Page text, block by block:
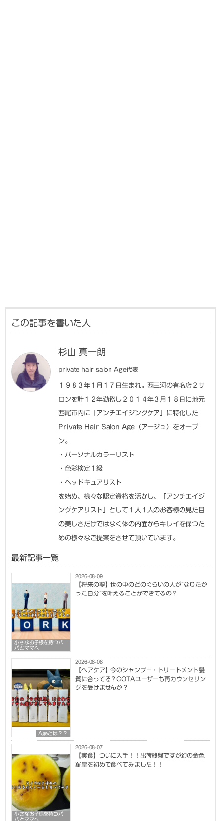
この記事を書いた人
杉山 真一朗
private hair salon Age代表
１９８３年１月１７日生まれ。西三河の有名店２サ
ロンを計１２年勤務し２０１４年３月１８日に地元
西尾市内に「アンチエイジングケア」に特化した
Private Hair Salon Age（アージュ）をオープ
ン。
・パーソナルカラーリスト
・色彩検定１級
・ヘッドキュアリスト
を始め、様々な認定資格を活かし、「アンチエイジ
ングケアリスト」として１人１人のお客様の見た目
の美しさだけではなく体の内面からキレイを保つた
めの様々なご提案をさせて頂いています。
最新記事一覧
小さなお子様を持つパ
パとママへ
2026-08-09
【将来の夢】世の中のどのぐらいの人が”なりたか
った自分”を叶えることができてるの？
Ageとは？？
2026-08-08
【ヘアケア】今のシャンプー・トリートメント髪
質に合ってる？COTAユーザーも再カウンセリン
グを受けませんか？
小さなお子様を持つパ
パとママへ
2026-08-07
【実食】ついに入手！！出荷終盤ですが幻の金色
羅皇を初めて食べてみました！！